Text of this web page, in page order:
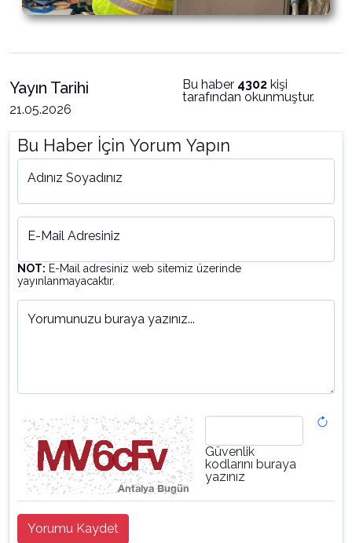
Yayın Tarihi
21.05.2026
Bu haber 4302 kişi
tarafından okunmuştur.
Bu Haber İçin Yorum Yapın
Adınız Soyadınız
E-Mail Adresiniz
NOT: E-Mail adresiniz web sitemiz üzerinde
yayınlanmayacaktır.
Yorumunuzu buraya yazınız...
Güvenlik
kodlarını buraya
yazınız
Yorumu Kaydet